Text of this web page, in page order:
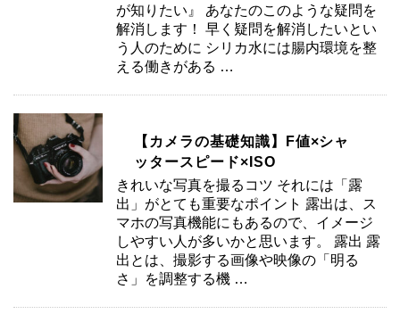
が知りたい』 あなたのこのような疑問を
解消します！ 早く疑問を解消したいとい
う人のために シリカ水には腸内環境を整
える働きがある …
【カメラの基礎知識】F値×シャ
ッタースピード×ISO
きれいな写真を撮るコツ それには「露
出」がとても重要なポイント 露出は、ス
マホの写真機能にもあるので、イメージ
しやすい人が多いかと思います。 露出 露
出とは、撮影する画像や映像の「明る
さ」を調整する機 …